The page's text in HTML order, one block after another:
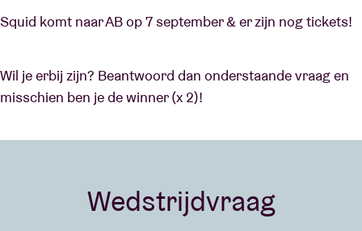
Squid komt naar AB op 7 september & er zijn nog tickets!
Wil je erbij zijn? Beantwoord dan onderstaande vraag en
misschien ben je de winner (x 2)!
Wedstrijdvraag